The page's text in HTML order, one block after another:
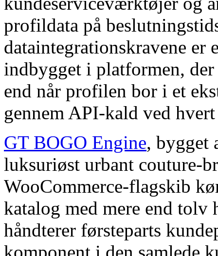
profildata på
dataintegrationskravene er
indbygget i platformen,
end når profilen bor i et
gennem API-kald ved
GT BOGO Engine, bygget
luksuriøst urbant couture-
WooCommerce-flagskib
katalog med mere end tolv
håndterer førsteparts
komponent i den samlede